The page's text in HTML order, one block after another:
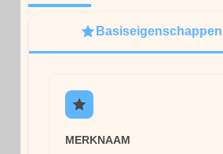
Basiseigenschappen
MERKNAAM